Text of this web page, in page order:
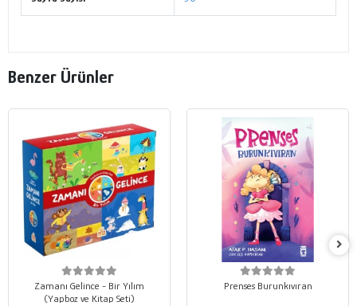
Benzer Ürünler
Zamanı Gelince - Bir Yılım
(Yapboz ve Kitap Seti)
Prenses Burunkıvıran